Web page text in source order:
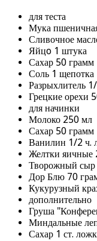
для теста
Мука
Сливочное
Яйцo 1 штука
Сахар 50 грамм
Соль 1 щепотка
Разрыхлитель
Грецкие орехи
для начинки
Молоко 250 мл
Сахар 50 грамм
Ванилин 1/2 ч.
Желтки яичные
Творожный
Дор Блю 70
Кукурузный
дополнительно
Груша
Миндальные
Сахар 1 ст.